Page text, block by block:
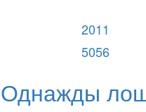
2011
5056
Однажды